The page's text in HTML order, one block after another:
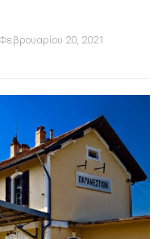
20, 2021